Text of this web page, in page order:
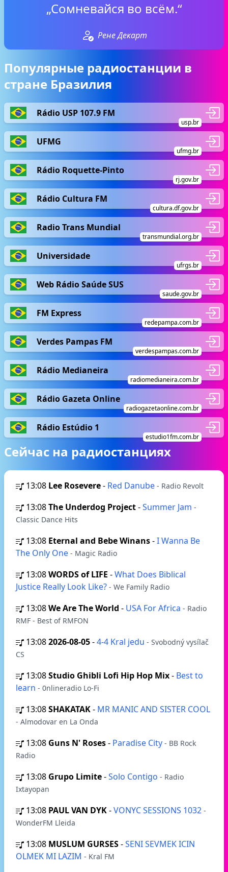
„Сомневайся во всём.“
Рене Декарт
Популярные радиостанции в
стране Бразилия
Rádio USP 107.9 FM
usp.br
UFMG
ufmg.br
Rádio Roquette-Pinto
rj.gov.br
Rádio Cultura FM
cultura.df.gov.br
Radio Trans Mundial
transmundial.org.br
Universidade
ufrgs.br
Web Rádio Saúde SUS
saude.gov.br
FM Express
redepampa.com.br
Verdes Pampas FM
verdespampas.com.br
Rádio Medianeira
radiomedianeira.com.br
Rádio Gazeta Online
radiogazetaonline.com.br
Rádio Estúdio 1
estudio1fm.com.br
Сейчас на радиостанциях
13:08 Lee Rosevere- Red Danube - Radio Revolt
13:08The Underdog Project-Summer Jam -
Classic Dance Hits
13:08 Eternal and Bebe Winans-I Wanna Be
The Only One - Magic Radio
13:08WORDS of LIFE -What Does Biblical
Justice Really Look Like? - We Family Radio
13:08We Are The World - USA For Africa - Radio
RMF - Best of RMFON
13:082026-08-05-4-4 Kral jedu - Svobodný vysílač
CS
13:08Studio Ghibli Lofi Hip Hop Mix- Best to
learn - 0nlineradio Lo-Fi
13:08SHAKATAK- MR MANIC AND SISTER COOL
- Almodovar en La Onda
13:08 Guns N' Roses- Paradise City - BB Rock
Radio
13:08 Grupo Limite-Solo Contigo - Radio
Ixtayopan
13:08 PAUL VAN DYK-VONYC SESSIONS 1032 -
WonderFM Lleida
13:08 MUSLUM GURSES-SENI SEVMEK ICIN
OLMEK MI LAZIM - Kral FM